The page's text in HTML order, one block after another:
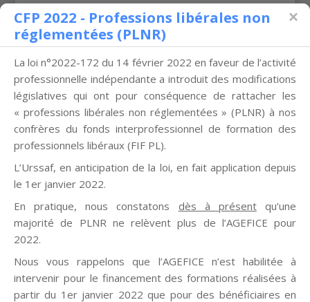
Connexion
Connexion
Identifiant ou Adresse Email
Mot de Passe *
SE SOUVENIR DE MOI
CFP 2022 - Professions libérales non
réglementées (PLNR)
La loi n°2022-172 du 14 février 2022 en faveur de l’activité
professionnelle indépendante a introduit des modifications
législatives qui ont pour conséquence de rattacher les
« professions libérales non réglementées » (PLNR) à nos
confrères du fonds interprofessionnel de formation des
professionnels libéraux (FIF PL).
L’Urssaf,en anticipation de la loi, en fait application depuis
le 1er janvier 2022.
En pratique, nous constatons dès à présentqu’une
majorité de PLNR ne relèvent plus de l’AGEFICE pour
2022.
Nous vous rappelons que l’AGEFICE n’est habilitée à
intervenir pour le financement des formations réalisées à
partir du 1er janvier 2022 que pour des bénéficiaires en